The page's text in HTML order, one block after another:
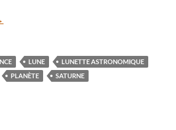
Lune à l’ouest de Saturne le 25 juillet
LUNE
LUNETTE ASTRONOMIQUE
PLANÈTE SATURNE